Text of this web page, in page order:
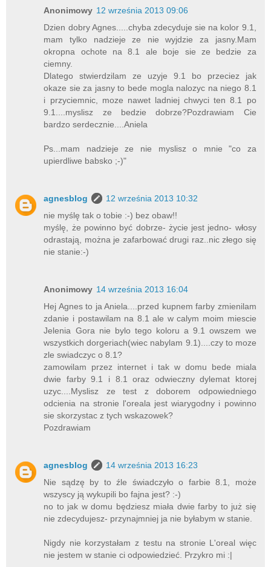
Anonimowy 12 września 2013 09:06
Dzien dobry Agnes.....chyba zdecyduje sie na kolor 9.1,
mam tylko nadzieje ze nie wyjdzie za jasny.Mam
okropna ochote na 8.1 ale boje sie ze bedzie za
ciemny.
Dlatego stwierdzilam ze uzyje 9.1 bo przeciez jak
okaze sie za jasny to bede mogla nalozyc na niego 8.1
i przyciemnic, moze nawet ladniej chwyci ten 8.1 po
9.1....myslisz ze bedzie dobrze?Pozdrawiam Cie
bardzo serdecznie....Aniela
Ps...mam nadzieje ze nie myslisz o mnie "co za
upierdliwe babsko ;-)"
agnesblog
12 września 2013 10:32
nie myślę tak o tobie :-) bez obaw!!
myślę, że powinno być dobrze- życie jest jedno- włosy
odrastają, można je zafarbować drugi raz..nic złego się
nie stanie:-)
Anonimowy 14 września 2013 16:04
Hej Agnes to ja Aniela....przed kupnem farby zmienilam
zdanie i postawilam na 8.1 ale w calym moim miescie
Jelenia Gora nie bylo tego koloru a 9.1 owszem we
wszystkich dorgeriach(wiec nabylam 9.1)....czy to moze
zle swiadczyc o 8.1?
zamowilam przez internet i tak w domu bede miala
dwie farby 9.1 i 8.1 oraz odwieczny dylemat ktorej
uzyc....Myslisz ze test z doborem odpowiedniego
odcienia na stronie l'oreala jest wiarygodny i powinno
sie skorzystac z tych wskazowek?
Pozdrawiam
agnesblog
14 września 2013 16:23
Nie sądzę by to źle świadczyło o farbie 8.1, może
wszyscy ją wykupili bo fajna jest? :-)
no to jak w domu będziesz miała dwie farby to już się
nie zdecydujesz- przynajmniej ja nie byłabym w stanie.
Nigdy nie korzystałam z testu na stronie L'oreal więc
nie jestem w stanie ci odpowiedzieć. Przykro mi :|